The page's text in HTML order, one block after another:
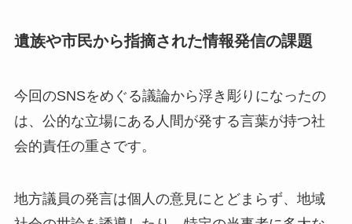
遺族や市民から指摘された情報発信の課題
今回のSNSをめぐる議論から浮き彫りになったの
は、公的な立場にある人間が発する言葉が持つ社
会的責任の重さです。
地方議員の発言は個人の意見にとどまらず、地域